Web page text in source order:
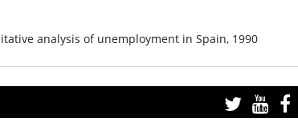
analysis of unemployment in Spain, 1990